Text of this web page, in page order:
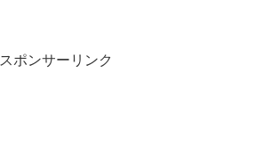
スポンサーリンク